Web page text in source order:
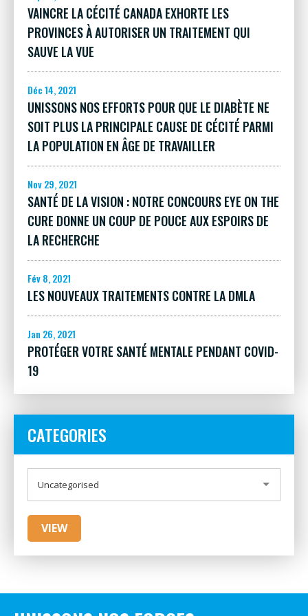
VAINCRE LA CÉCITÉ CANADA EXHORTE LES
PROVINCES À AUTORISER UN TRAITEMENT QUI
SAUVE LA VUE
Déc 14, 2021
UNISSONS NOS EFFORTS POUR QUE LE DIABÈTE NE
SOIT PLUS LA PRINCIPALE CAUSE DE CÉCITÉ PARMI
LA POPULATION EN ÂGE DE TRAVAILLER
Nov 29, 2021
SANTÉ DE LA VISION : NOTRE CONCOURS EYE ON THE
CURE DONNE UN COUP DE POUCE AUX ESPOIRS DE
LA RECHERCHE
Fév 8, 2021
LES NOUVEAUX TRAITEMENTS CONTRE LA DMLA
Jan 26, 2021
PROTÉGER VOTRE SANTÉ MENTALE PENDANT COVID-
19
CATEGORIES
Uncategorised